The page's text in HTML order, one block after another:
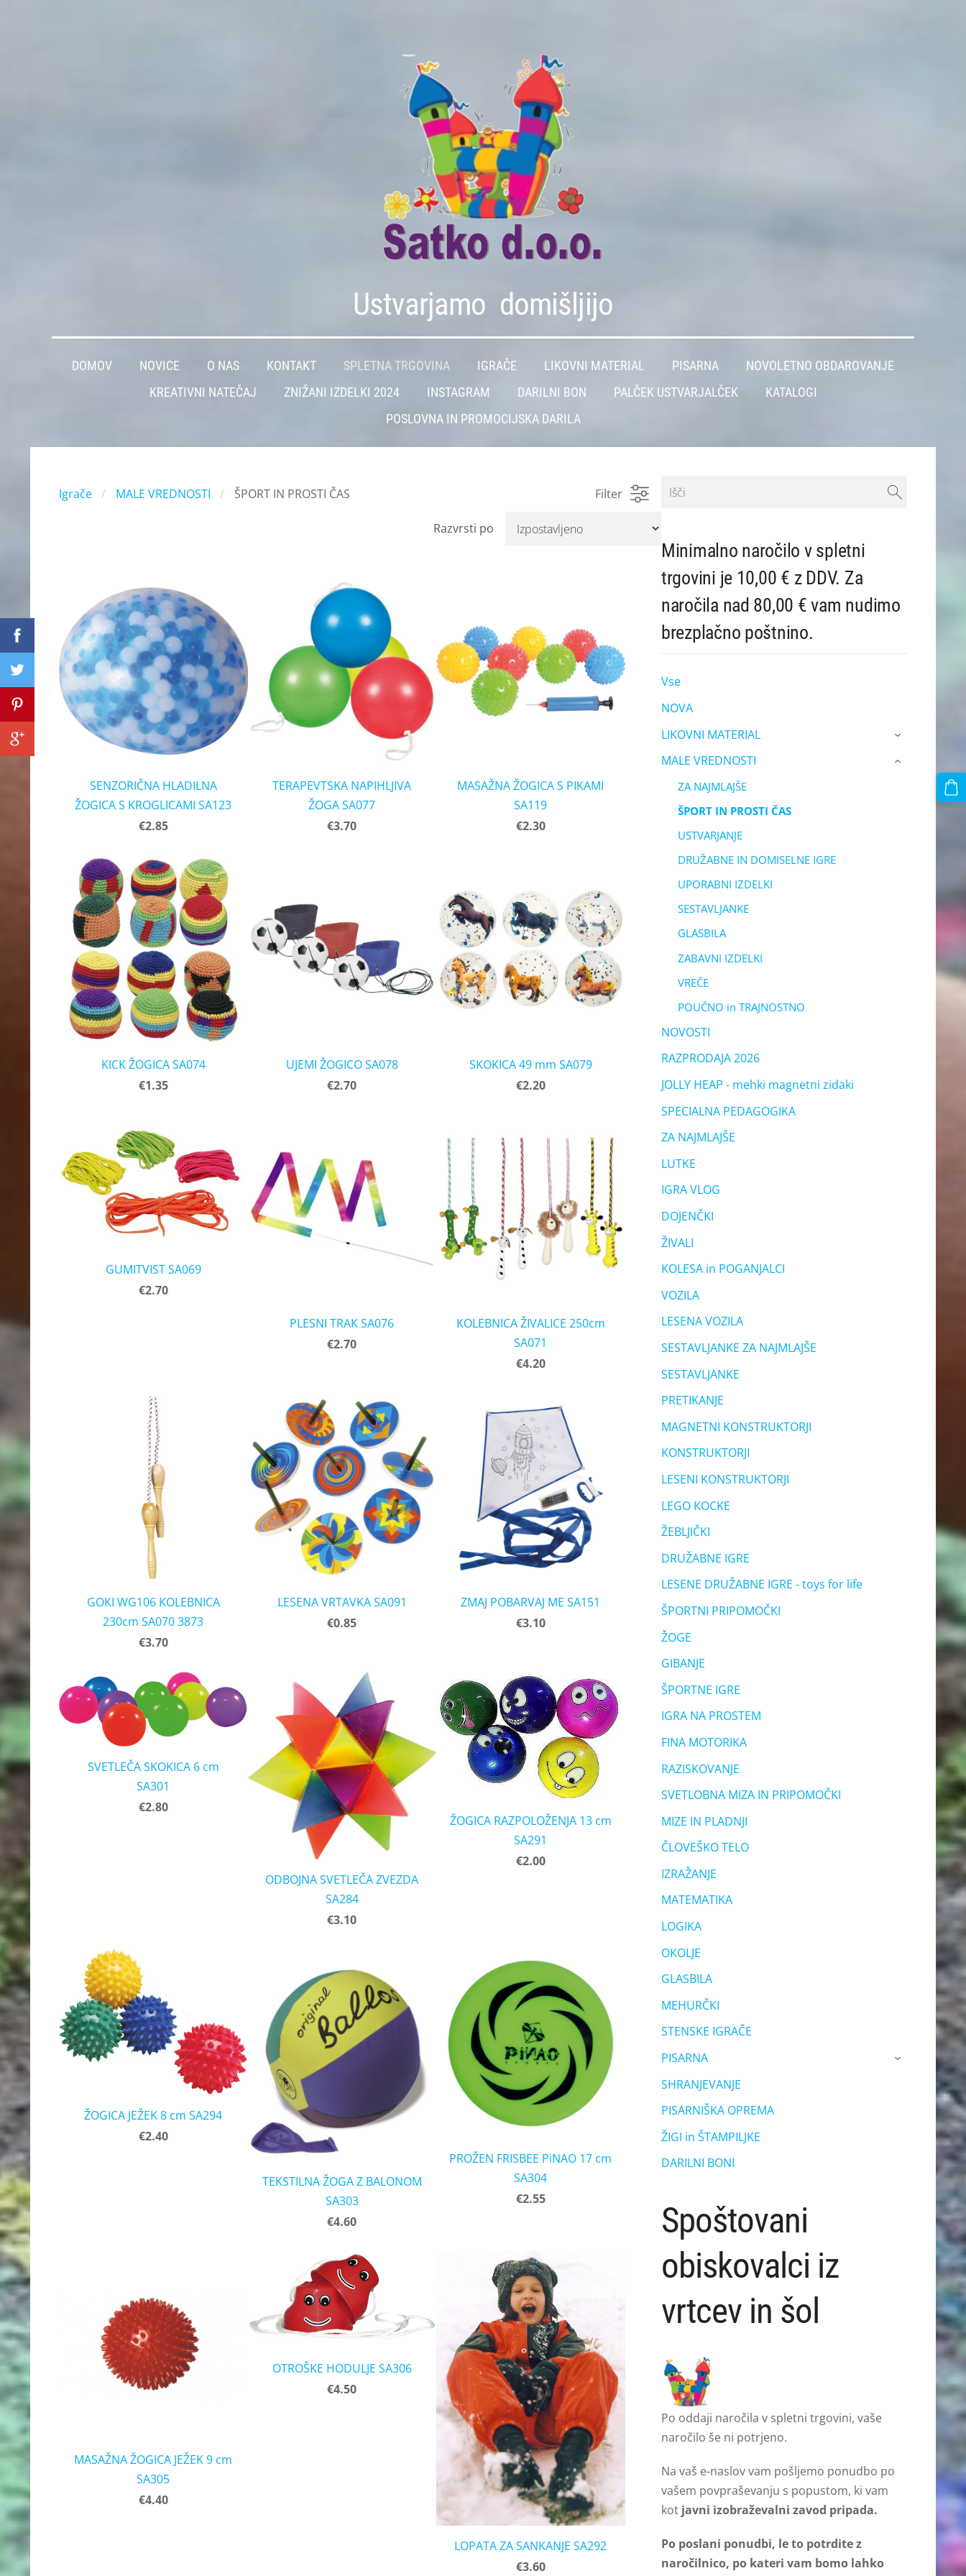
Ustvarjamo domišljijo
DOMOV NOVICE O NAS KONTAKT SPLETNA TRGOVINA IGRAČE LIKOVNI MATERIAL PISARNA
NOVOLETNO OBDAROVANJE
KREATIVNI NATEČAJ
ZNIŽANI IZDELKI 2024 INSTAGRAM DARILNI BON PALČEK USTVARJALČEK
KATALOGI
POSLOVNA IN PROMOCIJSKA DARILA
Minimalno naročilo v spletni
trgovini je 10,00 € z DDV. Za
naročila nad 80,00 € vam nudimo
brezplačno poštnino.
Vse
NOVA
LIKOVNI MATERIAL
›
MALE VREDNOSTI
ZA NAJMLAJŠE
ŠPORT IN PROSTI ČAS
USTVARJANJE
DRUŽABNE IN DOMISELNE IGRE
UPORABNI IZDELKI
SESTAVLJANKE
GLASBILA
ZABAVNI IZDELKI
VREČE
POUČNO in TRAJNOSTNO
›
NOVOSTI
RAZPRODAJA 2026
JOLLY HEAP - mehki magnetni zidaki
SPECIALNA PEDAGOGIKA
ZA NAJMLAJŠE
LUTKE
IGRA VLOG
DOJENČKI
ŽIVALI
KOLESA in POGANJALCI
VOZILA
LESENA VOZILA
SESTAVLJANKE ZA NAJMLAJŠE
SESTAVLJANKE
PRETIKANJE
MAGNETNI KONSTRUKTORJI
KONSTRUKTORJI
LESENI KONSTRUKTORJI
LEGO KOCKE
ŽEBLJIČKI
DRUŽABNE IGRE
LESENE DRUŽABNE IGRE - toys for life
ŠPORTNI PRIPOMOČKI
ŽOGE
GIBANJE
ŠPORTNE IGRE
IGRA NA PROSTEM
FINA MOTORIKA
RAZISKOVANJE
SVETLOBNA MIZA IN PRIPOMOČKI
MIZE IN PLADNJI
ČLOVEŠKO TELO
IZRAŽANJE
MATEMATIKA
LOGIKA
OKOLJE
GLASBILA
MEHURČKI
STENSKE IGRAČE
PISARNA
›
SHRANJEVANJE
PISARNIŠKA OPREMA
ŽIGI in ŠTAMPILJKE
DARILNI BONI
Spoštovani
obiskovalci iz
vrtcev in šol
Po oddaji naročila v spletni trgovini, vaše
naročilo še ni potrjeno.
Na vaš e-naslov vam pošljemo ponudbo po
vašem povpraševanju s popustom, ki vam
kot javni izobraževalni zavod pripada.
Po poslani ponudbi, le to potrdite z
naročilnico, po kateri vam bomo lahko
Igrače MALE VREDNOSTI ŠPORT IN PROSTI ČAS Filter
Razvrsti po
SENZORIČNA HLADILNA
ŽOGICA S KROGLICAMI SA123
€2.85
TERAPEVTSKA NAPIHLJIVA
ŽOGA SA077
€3.70
MASAŽNA ŽOGICA S PIKAMI
SA119
€2.30
KICK ŽOGICA SA074
€1.35
UJEMI ŽOGICO SA078
€2.70
SKOKICA 49 mm SA079
€2.20
GUMITVIST SA069
€2.70
PLESNI TRAK SA076
€2.70
KOLEBNICA ŽIVALICE 250cm
SA071
€4.20
GOKI WG106 KOLEBNICA
230cm SA070 3873
€3.70
LESENA VRTAVKA SA091
€0.85
ZMAJ POBARVAJ ME SA151
€3.10
SVETLEČA SKOKICA 6 cm
SA301
€2.80
ODBOJNA SVETLEČA ZVEZDA
SA284
€3.10
ŽOGICA RAZPOLOŽENJA 13 cm
SA291
€2.00
ŽOGICA JEŽEK 8 cm SA294
€2.40
TEKSTILNA ŽOGA Z BALONOM
SA303
€4.60
PROŽEN FRISBEE PiNAO 17 cm
SA304
€2.55
MASAŽNA ŽOGICA JEŽEK 9 cm
SA305
€4.40
OTROŠKE HODULJE SA306
€4.50
LOPATA ZA SANKANJE SA292
€3.60